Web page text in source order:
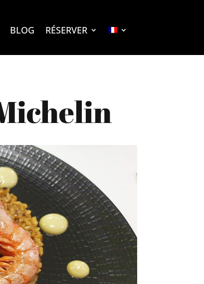
BLOG RÉSERVER